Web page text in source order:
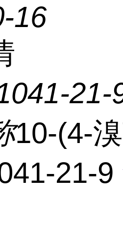
16
21-
10-(4-
21-9